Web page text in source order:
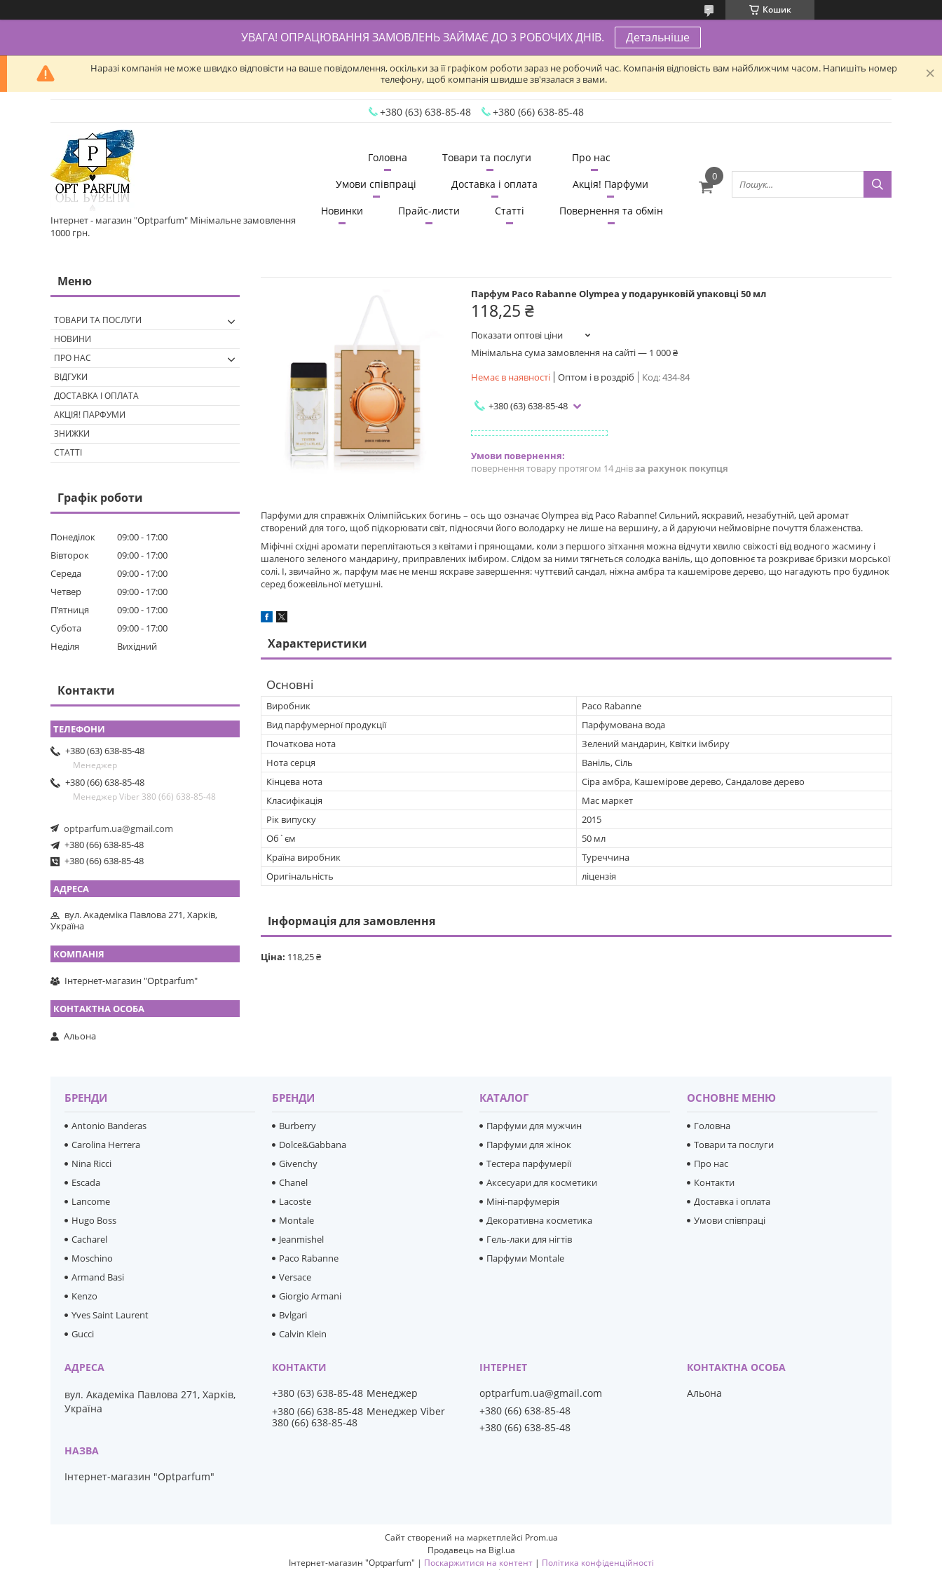
Кошик
УВАГА! ОПРАЦЮВАННЯ ЗАМОВЛЕНЬ ЗАЙМАЄ ДО 3 РОБОЧИХ ДНІВ. Детальніше
Наразі компанія не може швидко відповісти на ваше повідомлення, оскільки за її графіком роботи зараз не робочий час. Компанія відповість вам найближчим часом. Напишіть номер
телефону, щоб компанія швидше зв'язалася з вами.
+380 (63) 638-85-48 +380 (66) 638-85-48
Інтернет - магазин "Optparfum" Мінімальне замовлення
1000 грн.
Головна Товари та послуги
Про нас
Умови співпраці
Доставка і оплата
Акція! Парфуми
Новинки
Прайс-листи Статті Повернення та обмін
Парфум Paco Rabanne Olympea у подарунковій упаковці 50 мл
118,25 ₴
Показати оптові ціни
Мінімальна сума замовлення на сайті — 1 000 ₴
Немає в наявності
Оптом і в роздріб Код:434-84
+380 (63) 638-85-48
повернення товару протягом 14 днівза рахунок покупця
Парфуми для справжніх Олімпійських богинь – ось що означає Olympea від Paco Rabanne! Сильний, яскравий, незабутній, цей аромат
створений для того, щоб підкорювати світ, підносячи його володарку не лише на вершину, а й даруючи неймовірне почуття блаженства.
Міфічні східні аромати переплітаються з квітами і прянощами, коли з першого зітхання можна відчути хвилю свіжості від водного жасмину і
шаленого зеленого мандарину, приправлених імбиром. Слідом за ними тягнеться солодка ваніль, що доповнює та розкриває бризки морської
солі. І, звичайно ж, парфум має не менш яскраве завершення: чуттєвий сандал, ніжна амбра та кашемірове дерево, що нагадують про будинок
серед божевільної метушні.
Характеристики
Основні
Виробник
Paco Rabanne
Вид парфумерної продукції
Парфумована вода
Початкова нота
Зелений мандарин, Квітки імбиру
Нота серця
Ваніль, Сіль
Кінцева нота
Сіра амбра, Кашемірове дерево, Сандалове дерево
Класифікація
Мас маркет
Рік випуску
2015
Об`єм
50 мл
Країна виробник
Туреччина
Оригінальність
ліцензія
Інформація для замовлення
Ціна: 118,25 ₴
ТОВАРИ ТА ПОСЛУГИ
НОВИНИ
ПРО НАС
ВІДГУКИ
ДОСТАВКА І ОПЛАТА
АКЦІЯ! ПАРФУМИ
ЗНИЖКИ
СТАТТІ
Графік роботи
Понеділок 09:00
17:00
Вівторок
09:00
17:00
Середа
09:00
17:00
Четвер
09:00
17:00
Пʼятниця
09:00
17:00
Субота
09:00
17:00
Неділя
Вихідний
Контакти
+380 (63) 638-85-48
Менеджер
+380 (66) 638-85-48
Менеджер Viber 380 (66) 638-85-48
optparfum.ua@gmail.com
+380 (66) 638-85-48
+380 (66) 638-85-48
вул. Академіка Павлова 271, Харків,
Україна
Інтернет-магазин "Optparfum"
Альона
БРЕНДИ
Antonio Banderas
Carolina Herrera
Nina Ricci
Escada
Lancome
Hugo Boss
Cacharel
Moschino
Armand Basi
Kenzo
Yves Saint Laurent
Gucci
БРЕНДИ
Burberry
Dolce&Gabbana
Givenchy
Chanel
Lacoste
Montale
Jeanmishel
Paco Rabanne
Versace
Giorgio Armani
Bvlgari
Calvin Klein
КАТАЛОГ
Парфуми для мужчин
Парфуми для жінок
Тестера парфумерії
Аксесуари для косметики
Міні-парфумерія
Декоративна косметика
Гель-лаки для нігтів
Парфуми Montale
ОСНОВНЕ МЕНЮ
Головна
Товари та послуги
Про нас
Контакти
Доставка і оплата
Умови співпраці
вул. Академіка Павлова 271, Харків,
Україна
Інтернет-магазин "Optparfum"
+380 (63) 638-85-48 Менеджер
+380 (66) 638-85-48 Менеджер Viber
380 (66) 638-85-48
optparfum.ua@gmail.com
+380 (66) 638-85-48
+380 (66) 638-85-48
Альона
Сайт створений на маркетплейсі Prom.ua
Продавець на Bigl.ua
Інтернет-магазин "Optparfum" | Поскаржитися на контент | Політика конфіденційності